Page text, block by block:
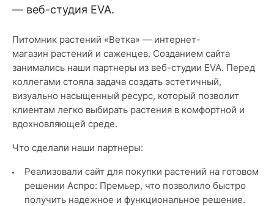
— веб-студия EVA.
Питомник растений «Ветка» — интернет-
магазин растений и саженцев. Созданием сайта
занимались наши партнеры из веб-студии EVA. Перед
коллегами стояла задача создать эстетичный,
визуально насыщенный ресурс, который позволит
клиентам легко выбирать растения в комфортной и
вдохновляющей среде.
Что сделали наши партнеры:
Реализовали сайт для покупки растений на готовом
решении Аспро: Премьер, что позволило быстро
получить надежное и функциональное решение.